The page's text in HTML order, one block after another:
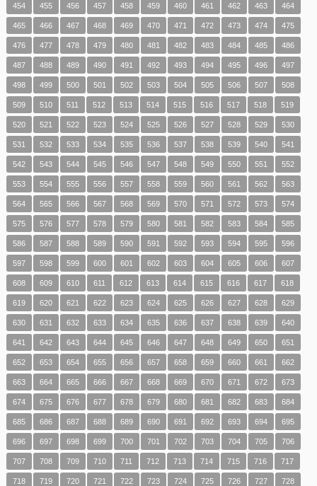
454 455 456 457 458 459 460 461 462 463 464
465 466 467 468 469 470 471 472 473 474 475
476 477 478 479 480 481 482 483 484 485 486
487 488 489 490 491 492 493 494 495 496 497
498 499 500 501 502 503 504 505 506 507 508
509 510 511 512 513 514 515 516 517 518 519
520 521 522 523 524 525 526 527 528 529 530
531 532 533 534 535 536 537 538 539 540 541
542 543 544 545 546 547 548 549 550 551 552
553 554 555 556 557 558 559 560 561 562 563
564 565 566 567 568 569 570 571 572 573 574
575 576 577 578 579 580 581 582 583 584 585
586 587 588 589 590 591 592 593 594 595 596
597 598 599 600 601 602 603 604 605 606 607
608 609 610 611 612 613 614 615 616 617 618
619 620 621 622 623 624 625 626 627 628 629
630 631 632 633 634 635 636 637 638 639 640
641 642 643 644 645 646 647 648 649 650 651
652 653 654 655 656 657 658 659 660 661 662
663 664 665 666 667 668 669 670 671 672 673
674 675 676 677 678 679 680 681 682 683 684
685 686 687 688 689 690 691 692 693 694 695
696 697 698 699 700 701 702 703 704 705 706
707 708 709 710 711 712 713 714 715 716 717
718 719 720 721 722 723 724 725 726 727 728